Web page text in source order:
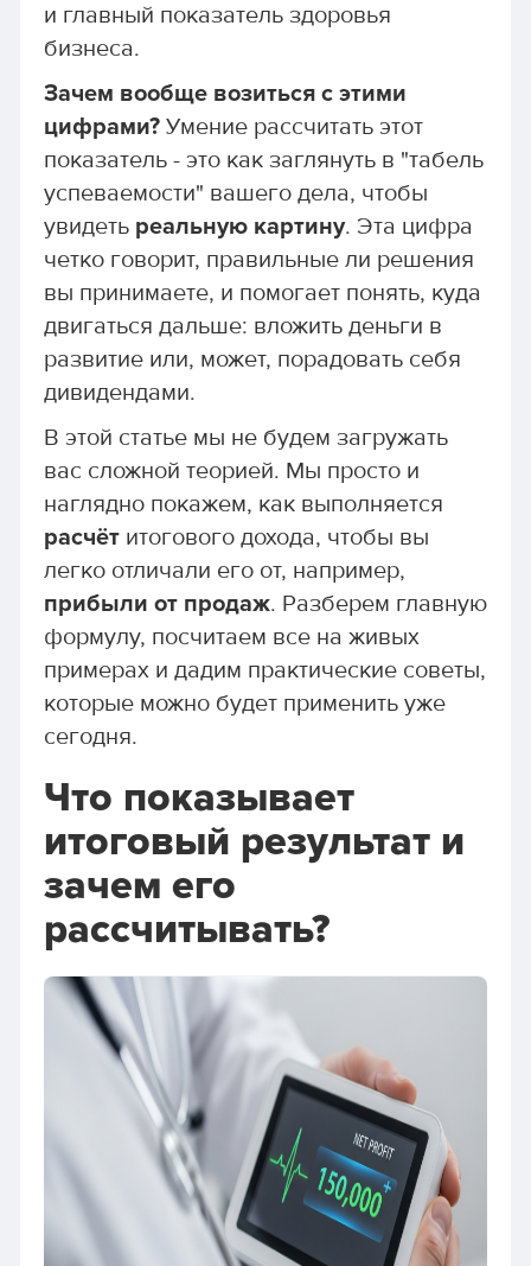
и главный показатель здоровья
бизнеса.
Зачем вообще возиться с этими
цифрами?Умение рассчитать этот
показатель - это как заглянуть в "табель
успеваемости" вашего дела, чтобы
увидеть реальную картину. Эта цифра
четко говорит, правильные ли решения
вы принимаете, и помогает понять, куда
двигаться дальше: вложить деньги в
развитие или, может, порадовать себя
дивидендами.
В этой статье мы не будем загружать
вас сложной теорией. Мы просто и
наглядно покажем, как выполняется
расчётитогового дохода, чтобы вы
легко отличали его от, например,
прибыли от продаж. Разберем главную
формулу, посчитаем все на живых
примерах и дадим практические советы,
которые можно будет применить уже
сегодня.
Что показывает
итоговый результат и
зачем его
рассчитывать?